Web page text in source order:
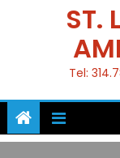
ST.
Tel: